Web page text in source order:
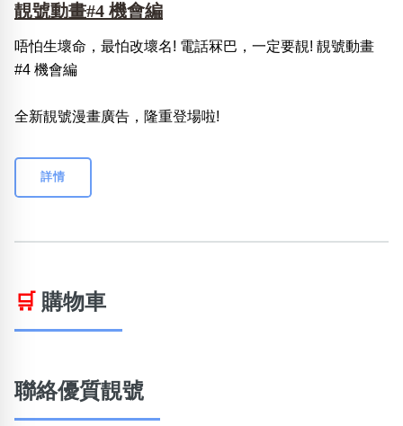
靚號動畫#4 機會編
唔怕生壞命，最怕改壞名! 電話冧巴，一定要靚! 靚號動畫
#4 機會編
全新靚號漫畫廣告，隆重登場啦!
詳情
🛒 購物車
聯絡優質靚號